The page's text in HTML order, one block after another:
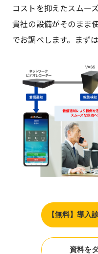
コストを抑えたスムー
貴社の設備がそのまま
でお調べします。まず
【無料】導入
資料を